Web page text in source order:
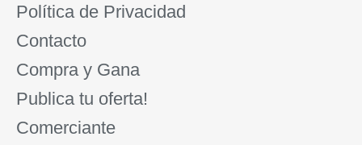
Política de Privacidad
Contacto
Compra y Gana
Publica tu oferta!
Comerciante